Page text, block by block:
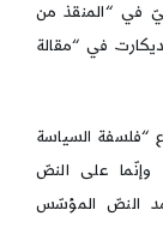
في “المنقذ من
في “مقالة
السياسة
على النصّ
النصّ المؤسّس